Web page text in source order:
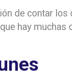
de contar
hay